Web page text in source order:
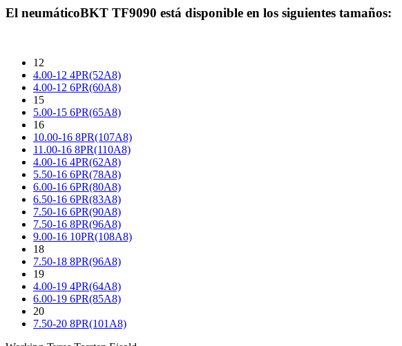
El neumáticoBKT TF9090 está disponible en los siguientes tamaños:
12
4.00-12 4PR(52A8)
4.00-12 6PR(60A8)
15
5.00-15 6PR(65A8)
16
10.00-16 8PR(107A8)
11.00-16 8PR(110A8)
4.00-16 4PR(62A8)
5.50-16 6PR(78A8)
6.00-16 6PR(80A8)
6.50-16 6PR(83A8)
7.50-16 6PR(90A8)
7.50-16 8PR(96A8)
9.00-16 10PR(108A8)
18
7.50-18 8PR(96A8)
19
4.00-19 4PR(64A8)
6.00-19 6PR(85A8)
20
7.50-20 8PR(101A8)